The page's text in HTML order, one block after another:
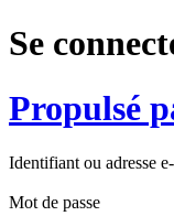
Se
Propulsé
Identifiant ou adresse
Mot de passe